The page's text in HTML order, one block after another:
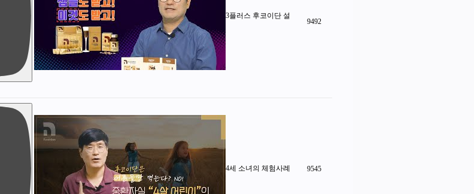
3플러스 후코이단 설
9492
4세 소녀의 체험사례 9545